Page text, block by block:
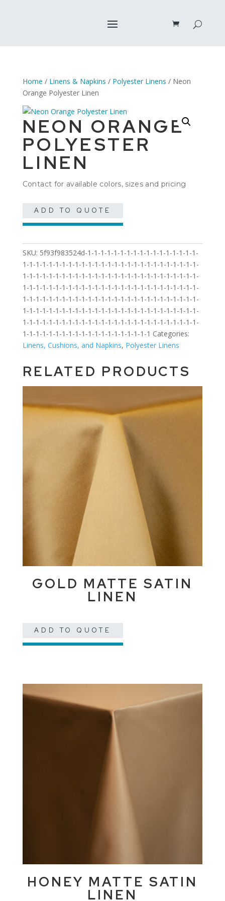
Home / Linens & Napkins / Polyester Linens / Neon
Orange Polyester Linen
NEON ORANGE
POLYESTER
LINEN
Contact for available colors, sizes and pricing
ADD TO QUOTE
SKU: 5f93f983524d-1-1-1-1-1-1-1-1-1-1-1-1-1-1-1-1-1-
1-1-1-1-1-1-1-1-1-1-1-1-1-1-1-1-1-1-1-1-1-1-1-1-1-1-1-
1-1-1-1-1-1-1-1-1-1-1-1-1-1-1-1-1-1-1-1-1-1-1-1-1-1-1-
1-1-1-1-1-1-1-1-1-1-1-1-1-1-1-1-1-1-1-1-1-1-1-1-1-1-1-
1-1-1-1-1-1-1-1-1-1-1-1-1-1-1-1-1-1-1-1-1-1-1-1-1-1-1-
1-1-1-1-1-1-1-1-1-1-1-1-1-1-1-1-1-1-1-1-1-1-1-1-1-1-1-
1-1-1-1-1-1-1-1-1-1-1-1-1-1-1-1-1-1-1-1-1-1-1-1-1-1-1-
1-1-1-1-1-1-1-1-1-1-1-1-1-1-1-1-1-1-1-1 Categories:
Linens, Cushions, and Napkins, Polyester Linens
RELATED PRODUCTS
GOLD MATTE SATIN
LINEN
ADD TO QUOTE
HONEY MATTE SATIN
LINEN